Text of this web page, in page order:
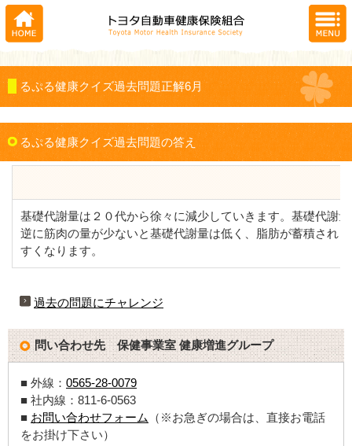
るぷる健康クイズ過去問題正解6月
るぷる健康クイズ過去問題の答え
基礎代謝量は２０代から徐々に減少していきます。基礎代謝
逆に筋肉の量が少ないと基礎代謝量は低く、脂肪が蓄積され
すくなります。
過去の問題にチャレンジ
問い合わせ先 保健事業室 健康増進グループ
■ 外線： 0565-28-0079
■ 社内線：811-6-0563
■ お問い合わせフォーム
（※お急ぎの場合は、直接お電話
をお掛け下さい）